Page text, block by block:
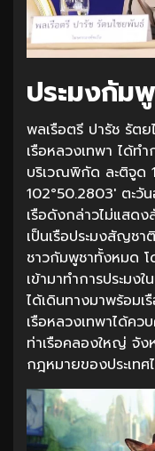
ประมงกัม
พลเรือตรี ปารัช รัต
เรือหลวงเทพา ได้ท
บริเวณพิกัด ละติจูด
102°50.2803′ ตะ
เรือดังกล่าวไม่แสดง
เป็นเรือประมงสัญช
ชาวกัมพูชาทั้งหมด
เข้ามาทำการประมง
ได้เดินทางมาพร้อม
เรือหลวงเทพาได้คว
ท่าเรือคลองใหญ่ จัง
กฎหมายของประเทศ